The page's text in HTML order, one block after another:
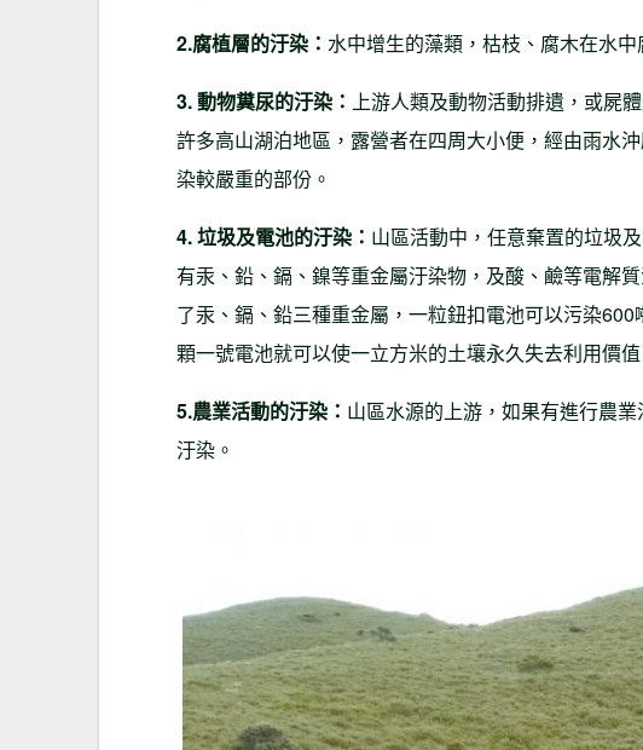
2.腐植層的汙染： 水中增生的藻類，枯枝、腐木在水
3. 動物糞尿的汙染： 上游人類及動物活動排遺，或屍
許多高山湖泊地區，露營者在四周大小便，經由雨水
染較嚴重的部份。
4. 垃圾及電池的汙染： 山區活動中，任意棄置的垃圾
有汞、鉛、鎘、鎳等重金屬汙染物，及酸、鹼等電解
了汞、鎘、鉛三種重金屬，一粒鈕扣電池可以污染
顆一號電池就可以使一立方米的土壤永久失去利用價值
5.農業活動的汙染： 山區水源的上游，如果有進行農
汙染。